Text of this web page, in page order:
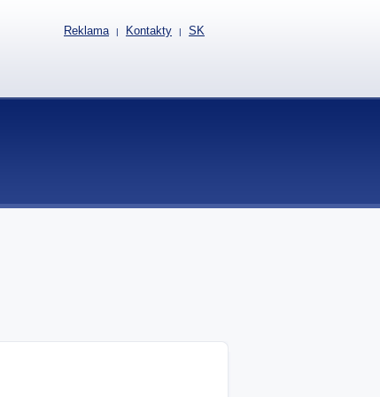
Reklama | Kontakty | SK